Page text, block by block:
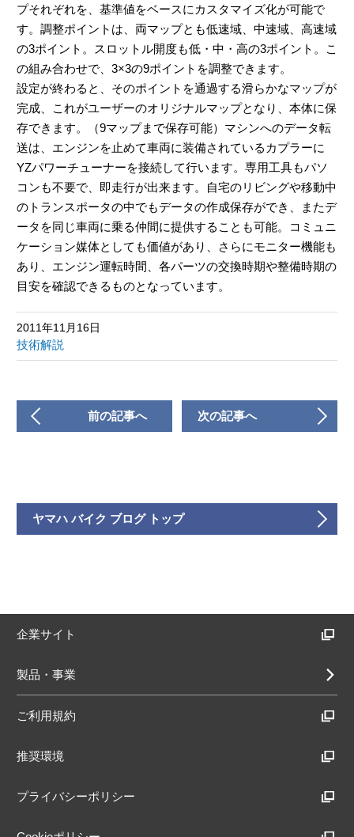
プそれぞれを、基準値をベースにカスタマイズ化が可能で
す。調整ポイントは、両マップとも低速域、中速域、高速域
の3ポイント。スロットル開度も低・中・高の3ポイント。こ
の組み合わせで、3×3の9ポイントを調整できます。
設定が終わると、そのポイントを通過する滑らかなマップが
完成、これがユーザーのオリジナルマップとなり、本体に保
存できます。（9マップまで保存可能）マシンへのデータ転
送は、エンジンを止めて車両に装備されているカプラーに
YZパワーチューナーを接続して行います。専用工具もパソ
コンも不要で、即走行が出来ます。自宅のリビングや移動中
のトランスポータの中でもデータの作成保存ができ、またデ
ータを同じ車両に乗る仲間に提供することも可能。コミュニ
ケーション媒体としても価値があり、さらにモニター機能も
あり、エンジン運転時間、各パーツの交換時期や整備時期の
目安を確認できるものとなっています。
2011年11月16日
技術解説
前の記事へ 次の記事へ
ヤマハ バイク ブログ トップ
企業サイト
製品・事業
ご利用規約
推奨環境
プライバシーポリシー